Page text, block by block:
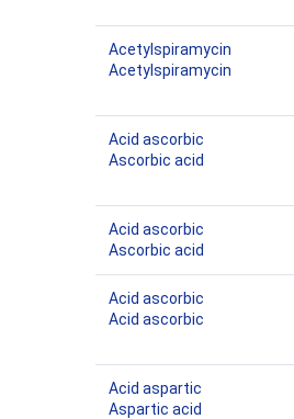
Acetylspiramycin
Acetylspiramycin
Acid ascorbic
Ascorbic acid
Acid ascorbic
Ascorbic acid
Acid ascorbic
Acid ascorbic
Acid aspartic
Aspartic acid